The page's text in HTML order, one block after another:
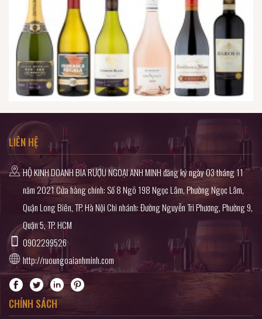
LIÊN HỆ
HỘ KINH DOANH BIA RƯỢU NGOẠI ANH MINH đăng ký ngày 03 tháng 11
năm 2021 Cửa hàng chính: Số 8 Ngõ 198 Ngọc Lâm, Phường Ngọc Lâm,
Quận Long Biên, TP. Hà Nội Chi nhánh: Đường Nguyễn Tri Phương, Phường 9,
Quận 5, TP. HCM
0902299526
http://ruoungoaianhminh.com
CHÍNH SÁCH